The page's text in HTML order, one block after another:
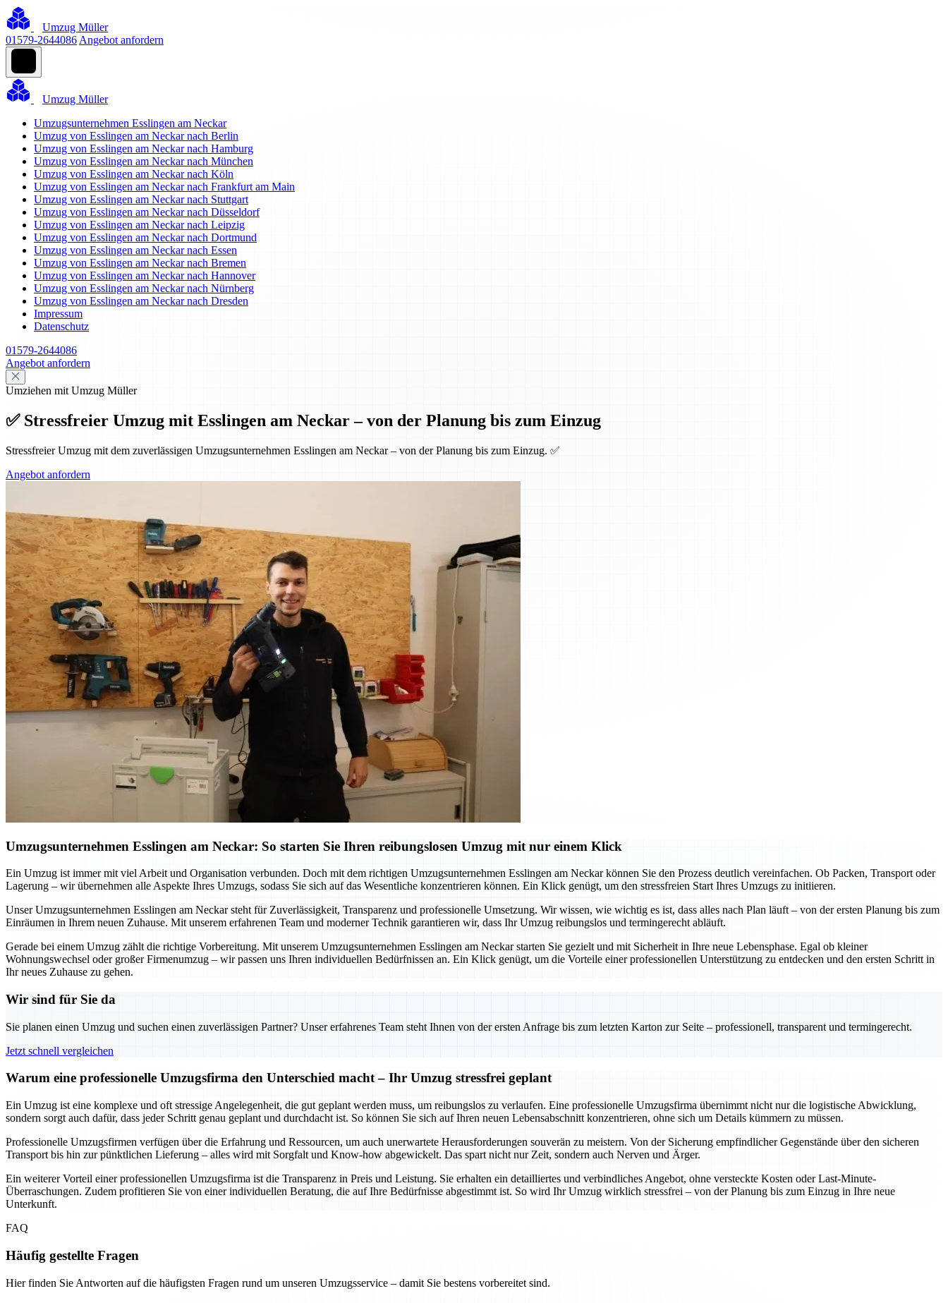
Umzug Müller
01579-2644086 Angebot anfordern
Umzug Müller
Umzugsunternehmen Esslingen am Neckar
Umzug von Esslingen am Neckar nach Berlin
Umzug von Esslingen am Neckar nach Hamburg
Umzug von Esslingen am Neckar nach München
Umzug von Esslingen am Neckar nach Köln
Umzug von Esslingen am Neckar nach Frankfurt am Main
Umzug von Esslingen am Neckar nach Stuttgart
Umzug von Esslingen am Neckar nach Düsseldorf
Umzug von Esslingen am Neckar nach Leipzig
Umzug von Esslingen am Neckar nach Dortmund
Umzug von Esslingen am Neckar nach Essen
Umzug von Esslingen am Neckar nach Bremen
Umzug von Esslingen am Neckar nach Hannover
Umzug von Esslingen am Neckar nach Nürnberg
Umzug von Esslingen am Neckar nach Dresden
Impressum
Datenschutz
01579-2644086
Angebot anfordern
Umziehen mit Umzug Müller
✅ Stressfreier Umzug mit Esslingen am Neckar – von der Planung bis zum Einzug
Stressfreier Umzug mit dem zuverlässigen Umzugsunternehmen Esslingen am Neckar – von der Planung bis zum Einzug. ✅
Angebot anfordern
Umzugsunternehmen Esslingen am Neckar: So starten Sie Ihren reibungslosen Umzug mit nur einem Klick
Ein Umzug ist immer mit viel Arbeit und Organisation verbunden. Doch mit dem richtigen Umzugsunternehmen Esslingen am Neckar können Sie den Prozess deutlich vereinfachen. Ob Packen, Transport oder
Lagerung – wir übernehmen alle Aspekte Ihres Umzugs, sodass Sie sich auf das Wesentliche konzentrieren können. Ein Klick genügt, um den stressfreien Start Ihres Umzugs zu initiieren.
Unser Umzugsunternehmen Esslingen am Neckar steht für Zuverlässigkeit, Transparenz und professionelle Umsetzung. Wir wissen, wie wichtig es ist, dass alles nach Plan läuft – von der ersten Planung bis zum
Einräumen in Ihrem neuen Zuhause. Mit unserem erfahrenen Team und moderner Technik garantieren wir, dass Ihr Umzug reibungslos und termingerecht abläuft.
Gerade bei einem Umzug zählt die richtige Vorbereitung. Mit unserem Umzugsunternehmen Esslingen am Neckar starten Sie gezielt und mit Sicherheit in Ihre neue Lebensphase. Egal ob kleiner
Wohnungswechsel oder großer Firmenumzug – wir passen uns Ihren individuellen Bedürfnissen an. Ein Klick genügt, um die Vorteile einer professionellen Unterstützung zu entdecken und den ersten Schritt in
Ihr neues Zuhause zu gehen.
Wir sind für Sie da
Sie planen einen Umzug und suchen einen zuverlässigen Partner? Unser erfahrenes Team steht Ihnen von der ersten Anfrage bis zum letzten Karton zur Seite – professionell, transparent und termingerecht.
Jetzt schnell vergleichen
Warum eine professionelle Umzugsfirma den Unterschied macht – Ihr Umzug stressfrei geplant
Ein Umzug ist eine komplexe und oft stressige Angelegenheit, die gut geplant werden muss, um reibungslos zu verlaufen. Eine professionelle Umzugsfirma übernimmt nicht nur die logistische Abwicklung,
sondern sorgt auch dafür, dass jeder Schritt genau geplant und durchdacht ist. So können Sie sich auf Ihren neuen Lebensabschnitt konzentrieren, ohne sich um Details kümmern zu müssen.
Professionelle Umzugsfirmen verfügen über die Erfahrung und Ressourcen, um auch unerwartete Herausforderungen souverän zu meistern. Von der Sicherung empfindlicher Gegenstände über den sicheren
Transport bis hin zur pünktlichen Lieferung – alles wird mit Sorgfalt und Know-how abgewickelt. Das spart nicht nur Zeit, sondern auch Nerven und Ärger.
Ein weiterer Vorteil einer professionellen Umzugsfirma ist die Transparenz in Preis und Leistung. Sie erhalten ein detailliertes und verbindliches Angebot, ohne versteckte Kosten oder Last-Minute-
Überraschungen. Zudem profitieren Sie von einer individuellen Beratung, die auf Ihre Bedürfnisse abgestimmt ist. So wird Ihr Umzug wirklich stressfrei – von der Planung bis zum Einzug in Ihre neue
Unterkunft.
FAQ
Häufig gestellte Fragen
Hier finden Sie Antworten auf die häufigsten Fragen rund um unseren Umzugsservice – damit Sie bestens vorbereitet sind.